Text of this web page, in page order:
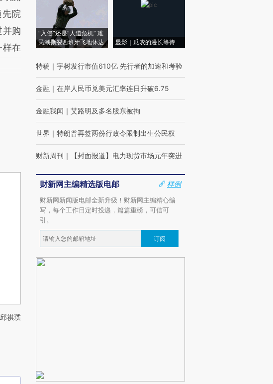
院
并购
样在
祺璞
“入侵”还是“人道危机” 难
民潮撕裂西班牙飞地休达
显影｜瓜农的漫长等待
特稿 ｜ 宇树发行市值610亿 先行者的加速和考验
金融 ｜ 在岸人民币兑美元汇率连日升破6.75
金融我闻 ｜ 艾路明及多名股东被拘
世界 ｜ 特朗普再签两份行政令限制出生公民权
财新周刊 ｜ 【封面报道】电力现货市场元年突进
财新网主编精选版电邮
样例
财新网新闻版电邮全新升级！财新网主编精心编
写，每个工作日定时投递，篇篇重磅，可信可
引。
订阅